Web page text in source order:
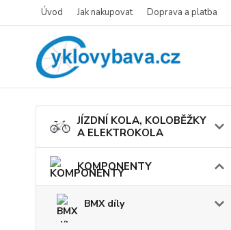
Úvod Jak nakupovat Doprava a platba
JÍZDNÍ KOLA, KOLOBĚŽKY
A ELEKTROKOLA
KOMPONENTY
BMX díly